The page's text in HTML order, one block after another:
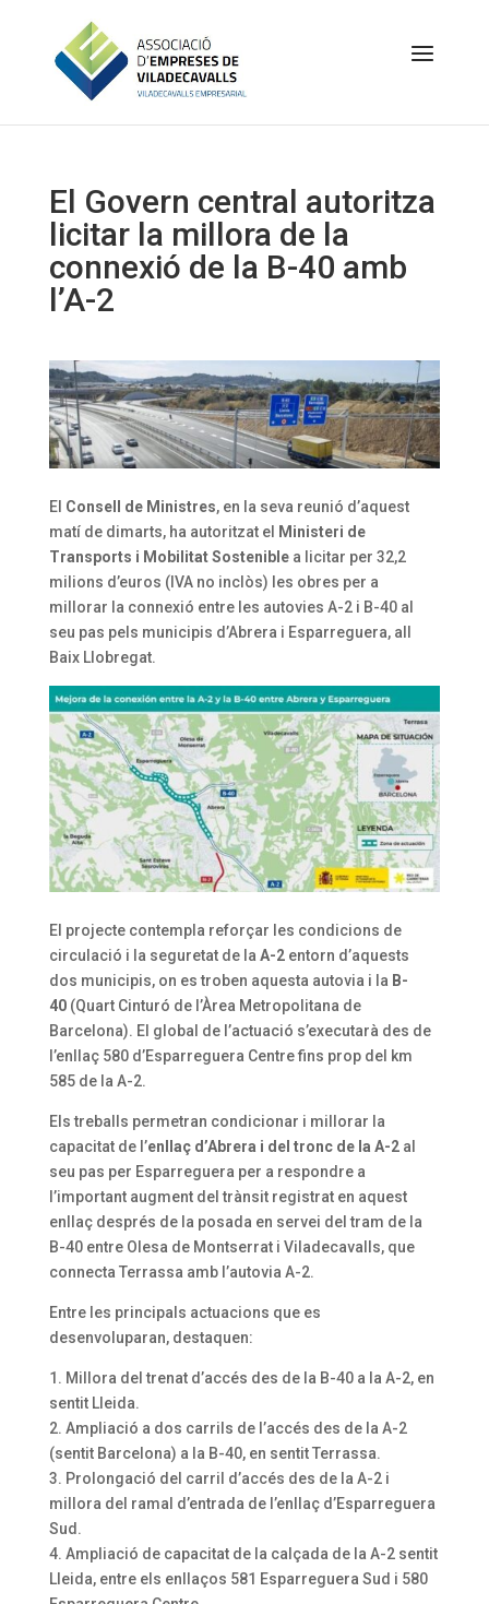
El Govern central autoritza
licitar la millora de la
connexió de la B-40 amb
l’A-2
El Consell de Ministres, en la seva reunió d’aquest
matí de dimarts, ha autoritzat el Ministeri de
Transports i Mobilitat Sosteniblea licitar per 32,2
milions d’euros (IVA no inclòs) les obres per a
millorar la connexió entre les autovies A-2 i B-40 al
seu pas pels municipis d’Abrera i Esparreguera, all
Baix Llobregat.
El projecte contempla reforçar les condicions de
circulació i la seguretat de la A-2entorn d’aquests
dos municipis, on es troben aquesta autovia i la B-
40(Quart Cinturó de l’Àrea Metropolitana de
Barcelona). El global de l’actuació s’executarà des de
l’enllaç 580 d’Esparreguera Centre fins prop del km
585 de la A-2.
Els treballs permetran condicionar i millorar la
capacitat de l’enllaç d’Abrera i del tronc de la A-2al
seu pas per Esparreguera per a respondre a
l’important augment del trànsit registrat en aquest
enllaç després de la posada en servei del tram de la
B-40 entre Olesa de Montserrat i Viladecavalls, que
connecta Terrassa amb l’autovia A-2.
Entre les principals actuacions que es
desenvoluparan, destaquen:
1. Millora del trenat d’accés des de la B-40 a la A-2, en
sentit Lleida.
2. Ampliació a dos carrils de l’accés des de la A-2
(sentit Barcelona) a la B-40, en sentit Terrassa.
3. Prolongació del carril d’accés des de la A-2 i
millora del ramal d’entrada de l’enllaç d’Esparreguera
Sud.
4. Ampliació de capacitat de la calçada de la A-2 sentit
Lleida, entre els enllaços 581 Esparreguera Sud i 580